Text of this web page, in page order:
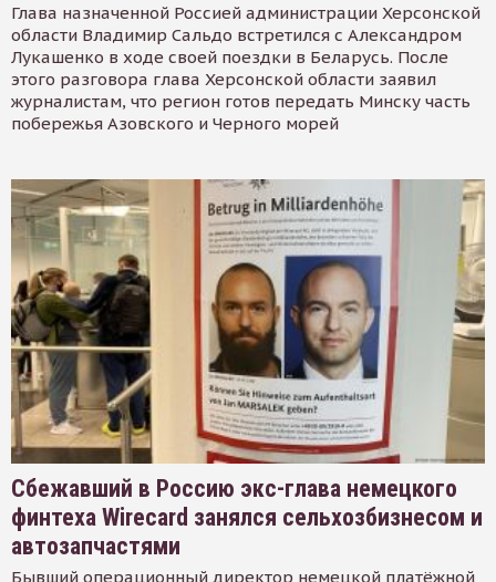
Глава назначенной Россией администрации Херсонской
области Владимир Сальдо встретился с Александром
Лукашенко в ходе своей поездки в Беларусь. После
этого разговора глава Херсонской области заявил
журналистам, что регион готов передать Минску часть
побережья Азовского и Черного морей
Сбежавший в Россию экс-глава немецкого
финтеха Wirecard занялся сельхозбизнесом и
автозапчастями
Бывший операционный директор немецкой платёжной